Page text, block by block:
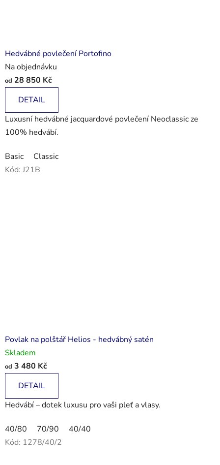
Hedvábné povlečení Portofino
Na objednávku
od 28 850 Kč
DETAIL
Luxusní hedvábné jacquardové povlečení Neoclassic ze
100% hedvábí.
Basic
Classic
Kód: J21B
Povlak na polštář Helios - hedvábný satén
Skladem
od 3 480 Kč
DETAIL
Hedvábí – dotek luxusu pro vaši pleť a vlasy.
40/80 70/90
40/40
Kód: 1278/40/2